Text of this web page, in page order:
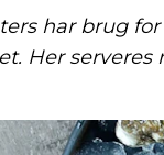
har brug
Her